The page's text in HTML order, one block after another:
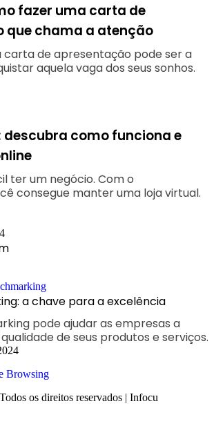
fazer uma carta de
que chama a atenção
carta de apresentação pode ser a
aquela vaga dos seus sonhos.
descubra como funciona e
ter um negócio. Com o
consegue manter uma loja virtual.
a chave para a excelência
pode ajudar as empresas a
de seus produtos e serviços.
os direitos reservados | Infocu